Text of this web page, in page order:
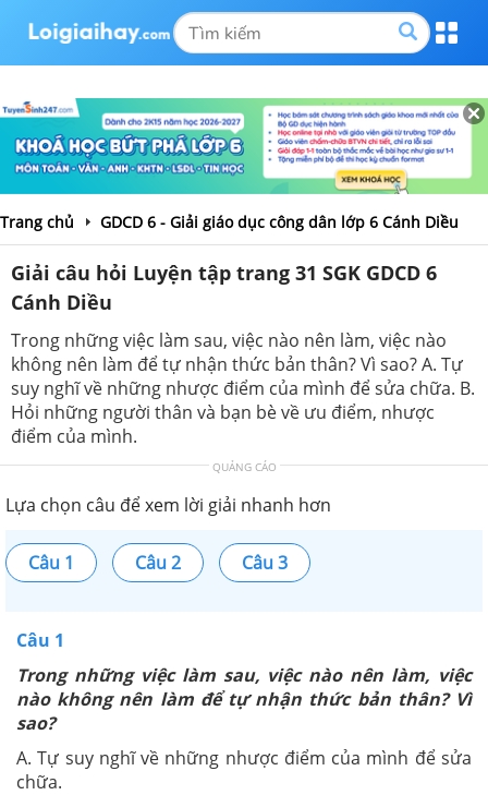
Trang chủ GDCD 6 - Giải giáo dục công dân lớp 6 Cánh Diều
Giải câu hỏi Luyện tập trang 31 SGK GDCD 6
Cánh Diều
Trong những việc làm sau, việc nào nên làm, việc nào
không nên làm để tự nhận thức bản thân? Vì sao? A. Tự
suy nghĩ về những nhược điểm của mình để sửa chữa. B.
Hỏi những người thân và bạn bè về ưu điểm, nhược
điểm của mình.
QUẢNG CÁO
Lựa chọn câu để xem lời giải nhanh hơn
Câu 1 Câu 2 Câu 3
Câu 1
Trong những việc làm sau, việc nào nên làm, việc
nào không nên làm để tự nhận thức bản thân? Vì
sao?
A. Tự suy nghĩ về những nhược điểm của mình để sửa
chữa.